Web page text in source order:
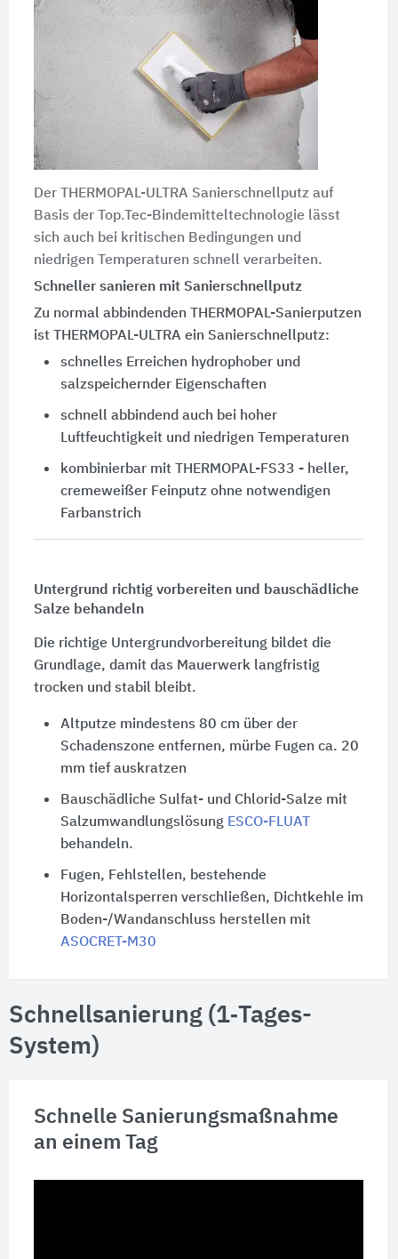
Der THERMOPAL-ULTRA Sanierschnellputz auf
Basis der Top.Tec-Bindemitteltechnologie lässt
sich auch bei kritischen Bedingungen und
niedrigen Temperaturen schnell verarbeiten.
Schneller sanieren mit Sanierschnellputz
Zu normal abbindenden THERMOPAL-Sanierputzen
ist THERMOPAL-ULTRA ein Sanierschnellputz:
schnelles Erreichen hydrophober und
salzspeichernder Eigenschaften
schnell abbindend auch bei hoher
Luftfeuchtigkeit und niedrigen Temperaturen
kombinierbar mit THERMOPAL-FS33 - heller,
cremeweißer Feinputz ohne notwendigen
Farbanstrich
Untergrund richtig vorbereiten und bauschädliche
Salze behandeln
Die richtige Untergrundvorbereitung bildet die
Grundlage, damit das Mauerwerk langfristig
trocken und stabil bleibt.
Altputze mindestens 80 cm über der
Schadenszone entfernen, mürbe Fugen ca. 20
mm tief auskratzen
Bauschädliche Sulfat- und Chlorid-Salze mit
Salzumwandlungslösung ESCO-FLUAT
behandeln.
Fugen, Fehlstellen, bestehende
Horizontalsperren verschließen, Dichtkehle im
Boden-/Wandanschluss herstellen mit
ASOCRET-M30
Schnellsanierung (1‑Tages-
System)
Schnelle Sanierungsmaßnahme
an einem Tag